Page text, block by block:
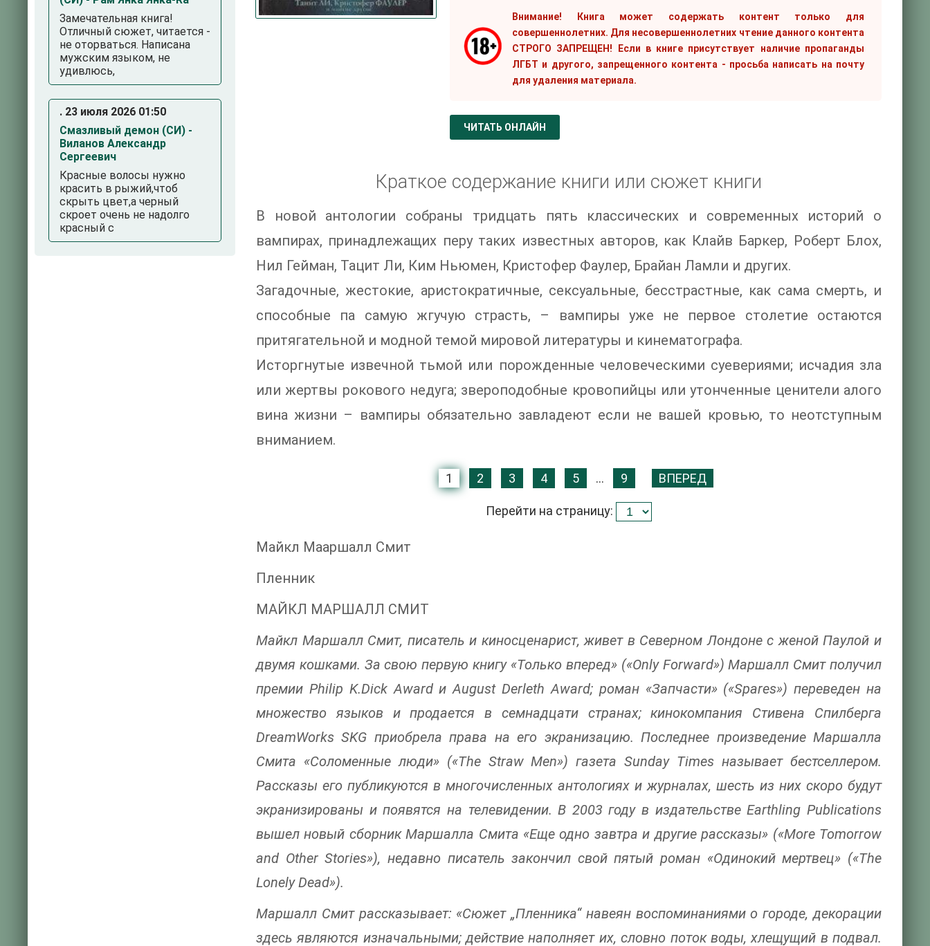
Внимание! Книга может содержать контент только для
совершеннолетних. Для несовершеннолетних чтение данного контента
СТРОГО ЗАПРЕЩЕН! Если в книге присутствует наличие пропаганды
ЛГБТ и другого, запрещенного контента - просьба написать на почту
для удаления материала.
ЧИТАТЬ ОНЛАЙН
Краткое содержание книги или сюжет книги
В новой антологии собраны тридцать пять классических и современных историй о
вампирах, принадлежащих перу таких известных авторов, как Клайв Баркер, Роберт Блох,
Нил Гейман, Тацит Ли, Ким Ньюмен, Кристофер Фаулер, Брайан Ламли и других.
Загадочные, жестокие, аристократичные, сексуальные, бесстрастные, как сама смерть, и
способные па самую жгучую страсть, – вампиры уже не первое столетие остаются
притягательной и модной темой мировой литературы и кинематографа.
Исторгнутые извечной тьмой или порожденные человеческими суевериями; исчадия зла
или жертвы рокового недуга; звероподобные кровопийцы или утонченные ценители алого
вина жизни – вампиры обязательно завладеют если не вашей кровью, то неотступным
вниманием.
1 2 3 4 5 ... 9 ВПЕРЕД
Перейти на страницу:
Майкл Мааршалл Смит
Пленник
МАЙКЛ МАРШАЛЛ СМИТ
Майкл Маршалл Смит, писатель и киносценарист, живет в Северном Лондоне с женой Паулой и
двумя кошками. За свою первую книгу «Только вперед» («Only Forward») Маршалл Смит получил
премии Philip K.Dick Award и August Derleth Award; роман «Запчасти» («Spares») переведен на
множество языков и продается в семнадцати странах; кинокомпания Стивена Спилберга
DreamWorks SKG приобрела права на его экранизацию. Последнее произведение Маршалла
Смита «Соломенные люди» («The Straw Men») газета Sunday Times называет бестселлером.
Рассказы его публикуются в многочисленных антологиях и журналах, шесть из них скоро будут
экранизированы и появятся на телевидении. В 2003 году в издательстве Earthling Publications
вышел новый сборник Маршалла Смита «Еще одно завтра и другие рассказы» («More Tomorrow
and Other Stories»), недавно писатель закончил свой пятый роман «Одинокий мертвец» («The
Lonely Dead»).
Маршалл Смит рассказывает: «Сюжет „Пленника“ навеян воспоминаниями о городе, декорации
здесь являются изначальными; действие наполняет их, словно поток воды, хлещущий в подвал.
Замечательная книга!
Отличный сюжет, читается -
не оторваться. Написана
мужским языком, не
удивлюсь,
. 23 июля 2026 01:50
Смазливый демон (СИ) -
Виланов Александр
Сергеевич
Красные волосы нужно
красить в рыжий,чтоб
скрыть цвет,а черный
скроет очень не надолго
красный с